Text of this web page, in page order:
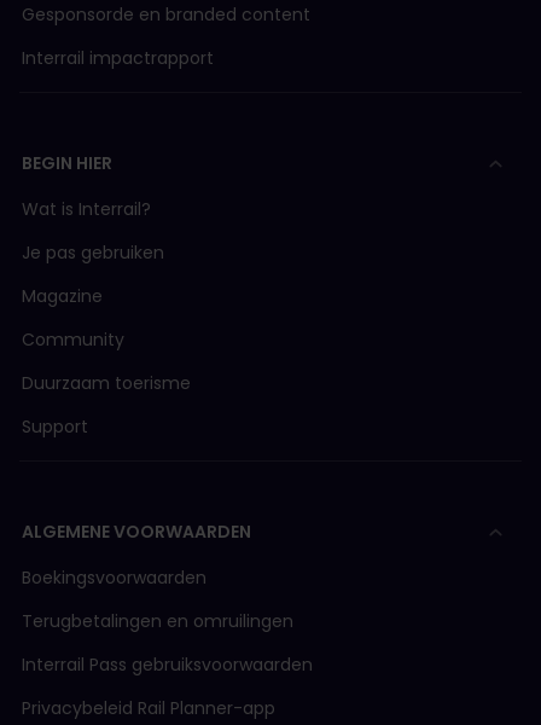
Gesponsorde en branded content
Interrail impactrapport
BEGIN HIER
Wat is Interrail?
Je pas gebruiken
Magazine
Community
Duurzaam toerisme
Support
ALGEMENE VOORWAARDEN
Boekingsvoorwaarden
Terugbetalingen en omruilingen
Interrail Pass gebruiksvoorwaarden
Privacybeleid Rail Planner-app